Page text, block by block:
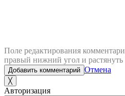
Поле редактирования
правый нижний угол и растянуть
Добавить комментарий Отмена
╳
Авторизация